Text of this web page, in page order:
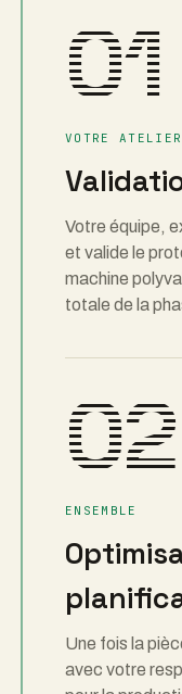
01
VOTRE ATELIER
Votre équipe,
et valide le
machine
totale de la
02
ENSEMBLE
Une fois la
avec votre